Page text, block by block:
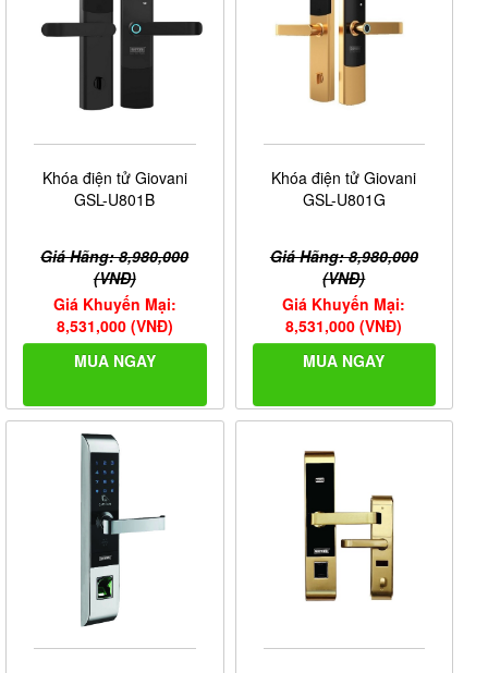
Khóa điện tử Giovani
GSL-U801B
Giá Hãng: 8,980,000
(VNĐ)
Giá Khuyến Mại:
8,531,000 (VNĐ)
MUA NGAY
Khóa điện tử Giovani
GSL-U801G
Giá Hãng: 8,980,000
(VNĐ)
Giá Khuyến Mại:
8,531,000 (VNĐ)
MUA NGAY